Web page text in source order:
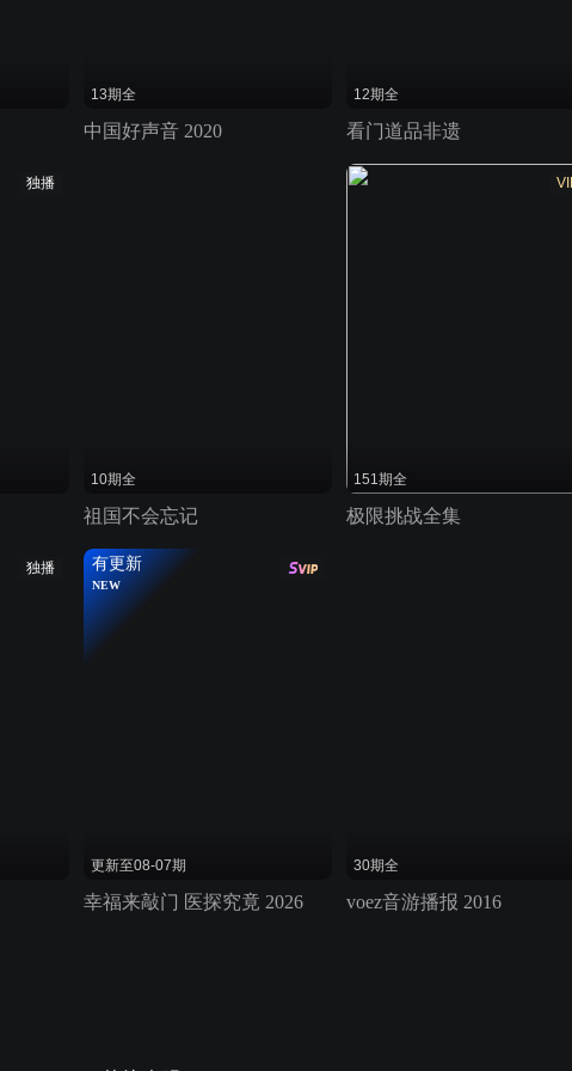
13期全
中国好声音 2020
12期全
看门道品非遗
独播
10期全
祖国不会忘记
151期全
极限挑战全集
独播 有更新
NEW
更新至08-07期
幸福来敲门 医探究竟 2026
30期全
voez音游播报 2016